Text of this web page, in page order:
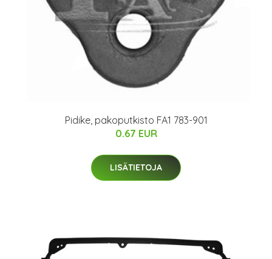
Pidike, pakoputkisto FA1 783-901
0.67 EUR
LISÄTIETOJA